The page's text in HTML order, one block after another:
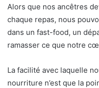
Alors que nos ancêtres
chaque repas, nous
dans un fast-food, un
ramasser ce que notre
La facilité avec laquelle
nourriture n’est que la